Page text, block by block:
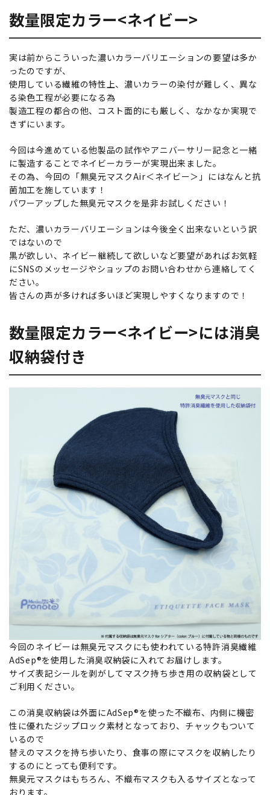
数量限定カラー<ネイビー>
実は前からこういった濃いカラーバリエーションの要望は多か
ったのですが、
使用している繊維の特性上、濃いカラーの染付が難しく、異な
る染色工程が必要になる為
製造工程の都合の他、コスト面的にも厳しく、なかなか実現で
きずにいます。
今回は今進めている他製品の試作やアニバーサリー記念と一緒
に製造することでネイビーカラーが実現出来ました。
その為、今回の「無臭元マスクAir＜ネイビー＞」にはなんと抗
菌加工を施しています！
パワーアップした無臭元マスクを是非お試しください！
ただ、濃いカラーバリエーションは今後全く出来ないという訳
ではないので
黒が欲しい、ネイビー継続して欲しいなど要望があればお気軽
にSNSのメッセージやショップのお問い合わせから連絡してく
ださい。
皆さんの声が多ければ多いほど実現しやすくなりますので！
数量限定カラー<ネイビー>には消臭
収納袋付き
今回のネイビーは無臭元マスクにも使われている特許消臭繊維
AdSep®を使用した消臭収納袋に入れてお届けします。
サイズ表記シールを剥がしてマスク持ち歩き用の収納袋として
ご利用ください。
この消臭収納袋は外面にAdSep®を使った不織布、内側に機密
性に優れたジップロック素材となっており、チャックもついて
いるので
替えのマスクを持ち歩いたり、食事の際にマスクを収納したり
するのにとっても便利です。
無臭元マスクはもちろん、不織布マスクも入るサイズとなって
おります。